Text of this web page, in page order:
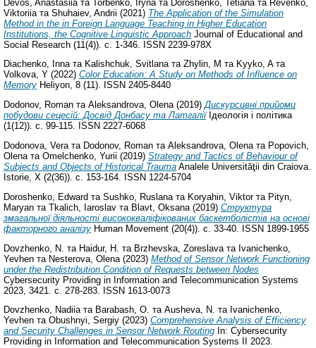
Devos, Anastasiia та Torbenko, Iryna та Doroshenko, Tetiana та Revenko,
Viktoriia та Shuhaiev, Andrii (2021) The Application of the Simulation
Method in the in Foreign Language Teaching in Higher Education
Institutions, the Cognitive Linguistic Approach Journal of Educational and
Social Research (11(4)). с. 1-346. ISSN 2239-978X
Diachenko, Innaта Kalishchuk, Svitlanaта Zhylin, M та Kyyko, Aта
Volkova, Y (2022) Color Education: A Study on Methods of Influence on
Memory Heliyon, 8 (11). ISSN 2405-8440
Dodonov, Roman та Aleksandrova, Olena(2019)Дискурсивні прийоми
побудови сецесій: Досвід Донбасу та ЛатгаліїІдеологія і політика
(1(12)). с. 99-115. ISSN 2227-6068
Dodonova, Veraта Dodonov, Roman та Aleksandrova, Olenaта Popovich,
Olenaта Omelchenko, Yurii (2019) Strategy and Tactics of Behaviour of
Subjects and Objects of Historical Trauma Analele Universităţii din Craiova.
Istorie, X (2(36)). с. 153-164. ISSN 1224-5704
Doroshenko, Edward та Sushko, Ruslana та Koryahin, Viktorта Pityn,
Maryan та Tkalich, Iaroslav та Blavt, Oksana (2019) Структура
змагальної діяльності висококваліфікованих баскетболістів на основі
факторного аналізу Human Movement (20(4)). с. 33-40. ISSN 1899-1955
Dovzhenko, N. та Haidur, H. та Brzhevska, Zoreslava та Ivanichenko,
Yevhen та Nesterova, Olena (2023) Method of Sensor Network Functioning
under the Redistribution Condition of Requests between Nodes
Cybersecurity Providing in Information and Telecommunication Systems
2023, 3421. с. 278-283. ISSN 1613-0073
Dovzhenko, Nadiiaта Barabash, O. та Ausheva, N. та Ivanichenko,
Yevhen та Obushnyi, Sergiy (2023) Comprehensive Analysis of Efficiency
and Security Challenges in Sensor Network Routing In: Cybersecurity
Providing in Information and Telecommunication Systems II 2023.